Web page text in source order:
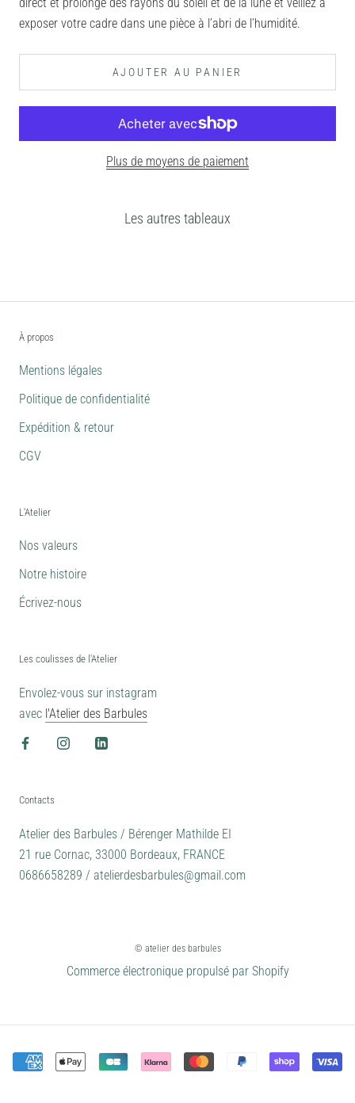
exposer votre cadre dans une pièce à l’abri de l’humidité.
AJOUTER AU PANIER
Plus de moyens de paiement
Les autres tableaux
À propos
Mentions légales
Politique de confidentialité
Expédition & retour
CGV
L'Atelier
Nos valeurs
Notre histoire
Écrivez-nous
Les coulisses de l'Atelier
Envolez-vous sur instagram
avec l'Atelier des Barbules
Contacts
Atelier des Barbules / Bérenger Mathilde EI
21 rue Cornac, 33000 Bordeaux, FRANCE
0686658289 / atelierdesbarbules@gmail.com
© atelier des barbules
Commerce électronique propulsé par Shopify